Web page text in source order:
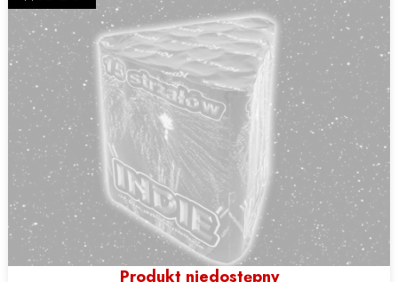
Produkt niedostępny